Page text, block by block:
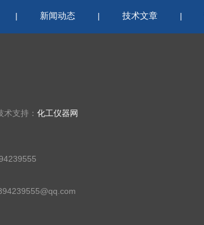
| 新闻动态 | 技术文章 |
支持： 化工仪器网